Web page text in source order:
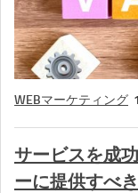
WEBマーケティング
サービスを成
ーに提供すべ